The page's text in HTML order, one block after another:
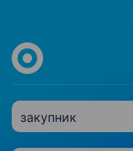
закупник